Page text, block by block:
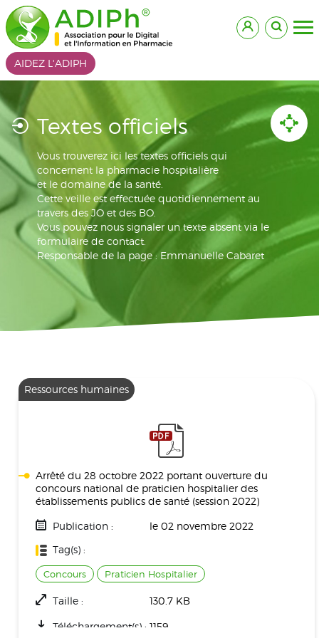
AIDEZ L'ADIPH
Textes officiels
Vous trouverez ici les textes officiels qui
concernent la pharmacie hospitalière
et le domaine de la santé.
Cette veille est effectuée quotidiennement au
travers des JO et des BO.
Vous pouvez nous signaler un texte absent via le
formulaire de contact.
Responsable de la page : Emmanuelle Cabaret
Ressources humaines
Arrêté du 28 octobre 2022 portant ouverture du
concours national de praticien hospitalier des
établissements publics de santé (session 2022)
Publication :
le 02 novembre 2022
Tag(s) :
Concours Praticien Hospitalier
Taille : 130.7 KB
Téléchargement(s) : 1159